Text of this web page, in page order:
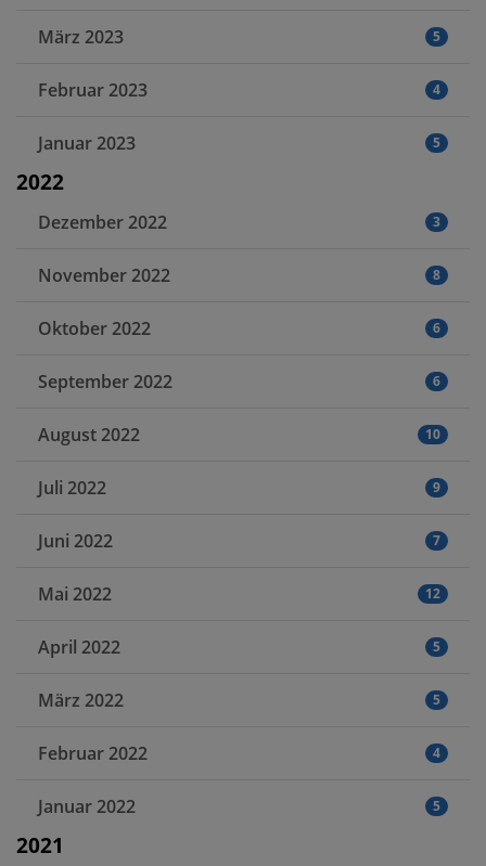
März 2023 5
Februar 2023 4
Januar 2023 5
2022
Dezember 2022 3
November 2022 8
Oktober 2022 6
September 2022 6
August 2022 10
Juli 2022 9
Juni 2022 7
Mai 2022 12
April 2022 5
März 2022 5
Februar 2022 4
Januar 2022 5
2021